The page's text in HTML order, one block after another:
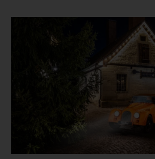
Dieses Produkt weist mehrere Varianten auf. Die Optionen können auf der Produktseite gewählt werden